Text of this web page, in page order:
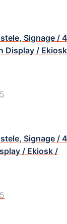
Signage /
Display /
Signage /
/ Ekiosk /